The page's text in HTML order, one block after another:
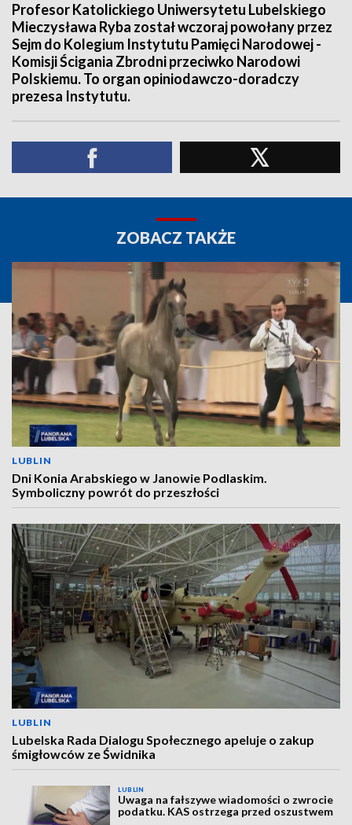
Profesor Katolickiego Uniwersytetu Lubelskiego
Mieczysława Ryba został wczoraj powołany przez
Sejm do Kolegium Instytutu Pamięci Narodowej -
Komisji Ścigania Zbrodni przeciwko Narodowi
Polskiemu. To organ opiniodawczo-doradczy
prezesa Instytutu.
ZOBACZ TAKŻE
LUBLIN
Dni Konia Arabskiego w Janowie Podlaskim.
Symboliczny powrót do przeszłości
LUBLIN
Lubelska Rada Dialogu Społecznego apeluje o zakup
śmigłowców ze Świdnika
LUBLIN
Uwaga na fałszywe wiadomości o zwrocie
podatku. KAS ostrzega przed oszustwem